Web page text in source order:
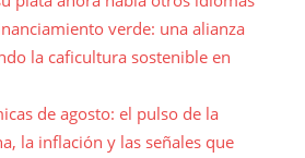
verde: una alianza
la caficultura sostenible en
de agosto: el pulso de la
la inflación y las señales que